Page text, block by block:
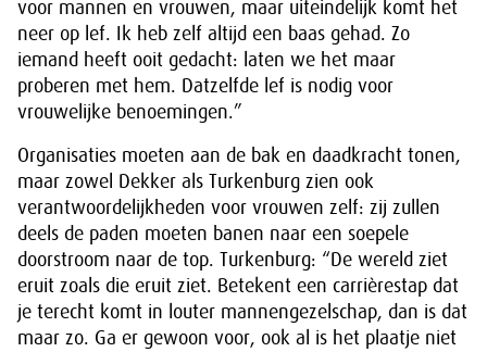
voor mannen en vrouwen, maar uiteindelijk komt het
neer op lef. Ik heb zelf altijd een baas gehad. Zo
iemand heeft ooit gedacht: laten we het maar
proberen met hem. Datzelfde lef is nodig voor
vrouwelijke benoemingen.”
Organisaties moeten aan de bak en daadkracht tonen,
maar zowel Dekker als Turkenburg zien ook
verantwoordelijkheden voor vrouwen zelf: zij zullen
deels de paden moeten banen naar een soepele
doorstroom naar de top. Turkenburg: “De wereld ziet
eruit zoals die eruit ziet. Betekent een carrièrestap dat
je terecht komt in louter mannengezelschap, dan is dat
maar zo. Ga er gewoon voor, ook al is het plaatje niet